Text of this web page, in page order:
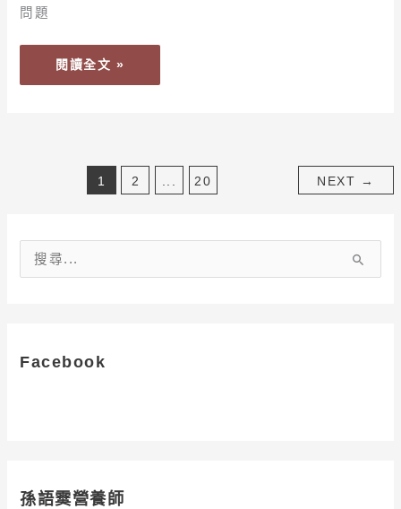
問題
協
純
鄉、
閱讀全文 »
1 2 20 NEXT →
字
Facebook
孫語霙營養師